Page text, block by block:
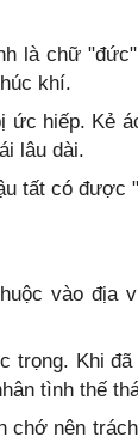
là chữ
khí.
ức hiếp. Kẻ
lâu dài.
tất có được
vào địa
trọng. Khi đã
tình thế
chớ nên